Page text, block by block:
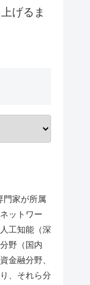
げるま
門家が所属
ットワー
工知能（深
野（国内
金融分野、
、それら分